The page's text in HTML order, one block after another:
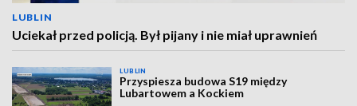
LUBLIN
Uciekał przed policją. Był pijany i nie miał uprawnień
LUBLIN
Przyspiesza budowa S19 między
Lubartowem a Kockiem